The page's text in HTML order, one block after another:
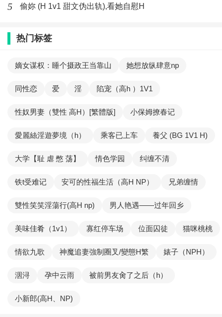
5 偷妳 (H 1v1 甜文伪出轨),看她自慰H
热门标签
嫡女谋权：睡个摄政王当靠山 她想放纵肆意np
同性恋 爱 淫 陷宠（高h ）1V1
性奴男妻（雙性 高H）[繁體版] 小保姆撩春记
愛麗絲淫遊夢境（h） 乘客已上车 養父 (BG 1V1 H)
大学【耻 虐 憋 荡】 情色学园 纠缠不清
铁t受难记 安可的性福生活（高H NP） 兄弟缠情
雙性笑笑淫蕩行(高H np) 男人艳遇——过年回乡
美味佳肴（1v1） 寡红停车场 位面囚徒 猫咪桃桃
情欲九歌 神魔追妻強制圈叉/變態H繁 婊子（NPH）
洇浔 孕中云雨 被前男友肏了之后（h）
小新郎(高H、NP)